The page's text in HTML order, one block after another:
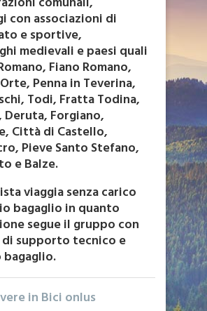
con associazioni di
e sportive,
medievali e paesi quali
Fiano Romano,
Penna in Teverina,
Todi, Fratta Todina,
Deruta, Forgiano,
Città di Castello,
Pieve Santo Stefano,
e Balze.
viaggia senza carico
bagaglio in quanto
segue il gruppo con
di supporto tecnico e
in Bici onlus